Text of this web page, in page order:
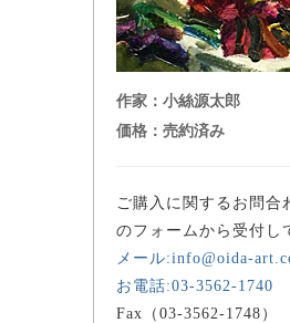
作家： 小絲源太郎
価格： 売約済み
ご購入に関するお問合
のフォームから受付し
メール:info@oida-
お電話:03-3562-1740
Fax（03-3562-1748）